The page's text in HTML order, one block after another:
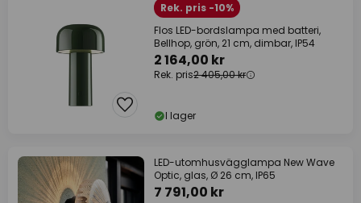
Rek. pris -10%
Flos LED-bordslampa med batteri,
Bellhop, grön, 21 cm, dimbar, IP54
2 164,00 kr
Rek. pris2 405,00 kr
I lager
LED-utomhusvägglampa New Wave
Optic, glas, Ø 26 cm, IP65
7 791,00 kr